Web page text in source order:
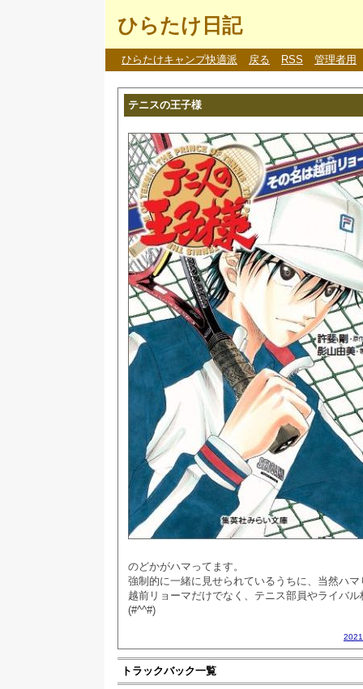
ひらたけ日記
ひらたけキャンプ快適派 戻る RSS 管理者用
テニスの王子様
のどかがハマってます。
強制的に一緒に見せられているうちに、当然ハマ
越前リョーマだけでなく、テニス部員やライバ
(#^^#)
トラックバック一覧